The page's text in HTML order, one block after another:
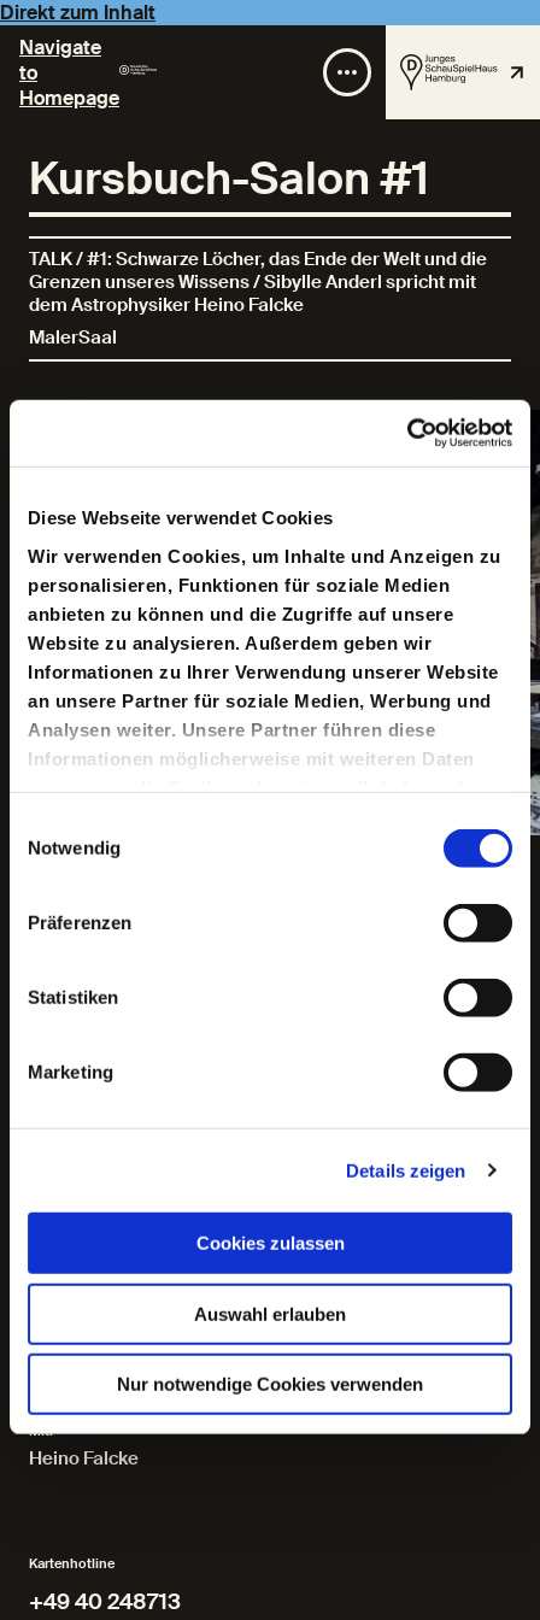
Diese Webseite verwendet Cookies
Wir verwenden Cookies, um Inhalte und Anzeigen zu
personalisieren, Funktionen für soziale Medien
anbieten zu können und die Zugriffe auf unsere
Website zu analysieren. Außerdem geben wir
Informationen zu Ihrer Verwendung unserer Website
an unsere Partner für soziale Medien, Werbung und
Analysen weiter. Unsere Partner führen diese
Informationen möglicherweise mit weiteren Daten
gesammelt haben.
Notwendig
Präferenzen
Statistiken
Marketing
Details zeigen
Cookies zulassen
Auswahl erlauben
Nur notwendige Cookies verwenden
Direkt zum Inhalt
Navigate
to
Homepage
Kursbuch-Salon #1
TALK / #1: Schwarze Löcher, das Ende der Welt und die
Grenzen unseres Wissens / Sibylle Anderl spricht mit
dem Astrophysiker Heino Falcke
MalerSaal
Copyright ©: Maris Eufinger
Fünf Jahre ist es her, dass wir zum ersten Mal ein
Schwarzes Loch gesehen haben – der Astrophysiker
historische Bild, das es sogar ins New Yorker Museum of
möglich gemacht. Aber was sind überhaupt Schwarze
lernen, und an welchen Stellen muss im Kosmos Wissen
in Glauben übergehen? Ein Kursbuch-Salon über die
Theologie.
Moderation:
Sibylle Anderl
Mit:
Heino Falcke
Kartenhotline
+49 40 248713